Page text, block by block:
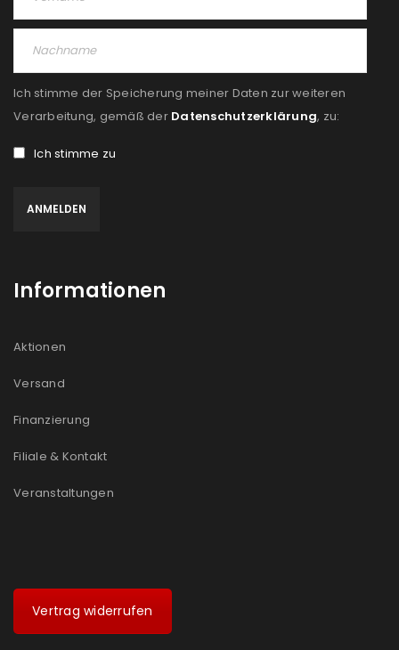
Ich stimme der Speicherung meiner Daten zur weiteren
Verarbeitung, gemäß der Datenschutzerklärung, zu:
Ich stimme zu
Informationen
Aktionen
Versand
Finanzierung
Filiale & Kontakt
Veranstaltungen
Vertrag widerrufen